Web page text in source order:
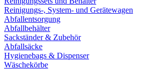
Reinigungs-, System- und Gerätewagen
Abfallentsorgung
Abfallbehälter
Sackständer & Zubehör
Abfallsäcke
Hygienebags & Dispenser
Wäschekörbe